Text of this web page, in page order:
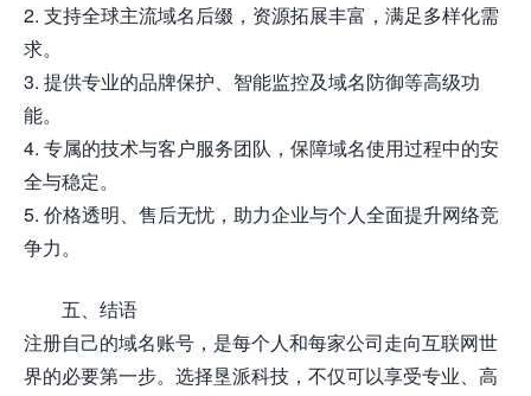
2. 支持全球主流域名后缀，资源拓展丰富，满足多样化需
求。
3. 提供专业的品牌保护、智能监控及域名防御等高级功
能。
4. 专属的技术与客户服务团队，保障域名使用过程中的安
全与稳定。
5. 价格透明、售后无忧，助力企业与个人全面提升网络竞
争力。
五、结语
注册自己的域名账号，是每个人和每家公司走向互联网世
界的必要第一步。选择垦派科技，不仅可以享受专业、高